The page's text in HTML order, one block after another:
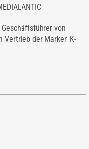
von
Vertrieb der Marken K-